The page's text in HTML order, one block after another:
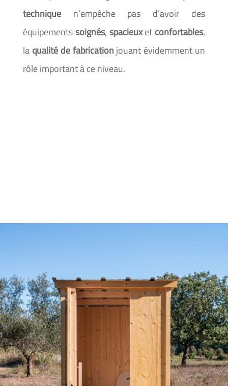
techniquen’empêche pas d’avoir des
équipements soignés, spacieuxet confortables,
la qualité de fabricationjouant évidemment un
rôle important à ce niveau.